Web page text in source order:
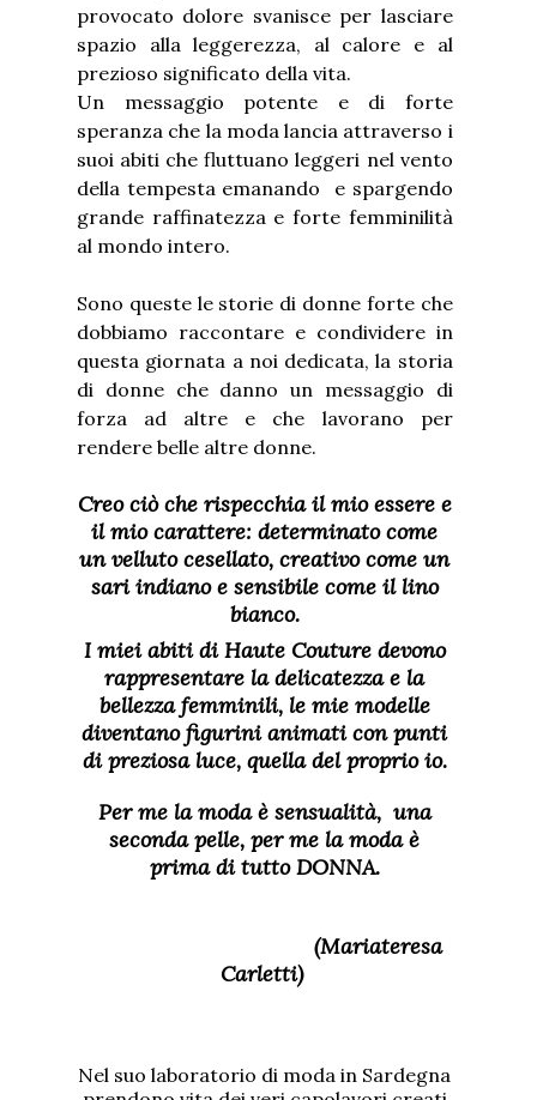
provocato dolore svanisce per lasciare
spazio alla leggerezza, al calore e al
prezioso significato della vita.
Un messaggio potente e di forte
speranza che la moda lancia attraverso i
suoi abiti che fluttuano leggeri nel vento
della tempesta emanando e spargendo
grande raffinatezza e forte femminilità
al mondo intero.
Sono queste le storie di donne forte che
dobbiamo raccontare e condividere in
questa giornata a noi dedicata, la storia
di donne che danno un messaggio di
forza ad altre e che lavorano per
rendere belle altre donne.
Creo ciò che rispecchia il mio essere e
il mio carattere: determinato come
un velluto cesellato, creativo come un
sari indiano e sensibile come il lino
bianco.
I miei abiti di Haute Couture devono
rappresentare la delicatezza e la
bellezza femminili, le mie modelle
diventano figurini animati con punti
di preziosa luce, quella del proprio io.
Per me la moda è sensualità, una
seconda pelle, per me la moda è
prima di tutto DONNA.
(Mariateresa
Carletti)
Nel suo laboratorio di moda in Sardegna